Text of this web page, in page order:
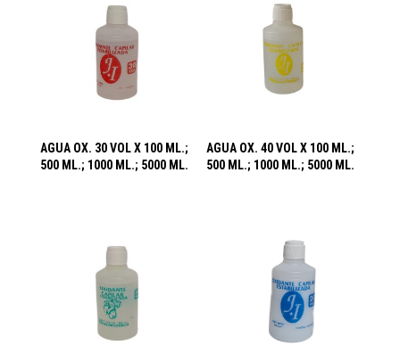
AGUA OX. 30 VOL X 100 ML.;
500 ML.; 1000 ML.; 5000 ML.
AGUA OX. 40 VOL X 100 ML.;
500 ML.; 1000 ML.; 5000 ML.